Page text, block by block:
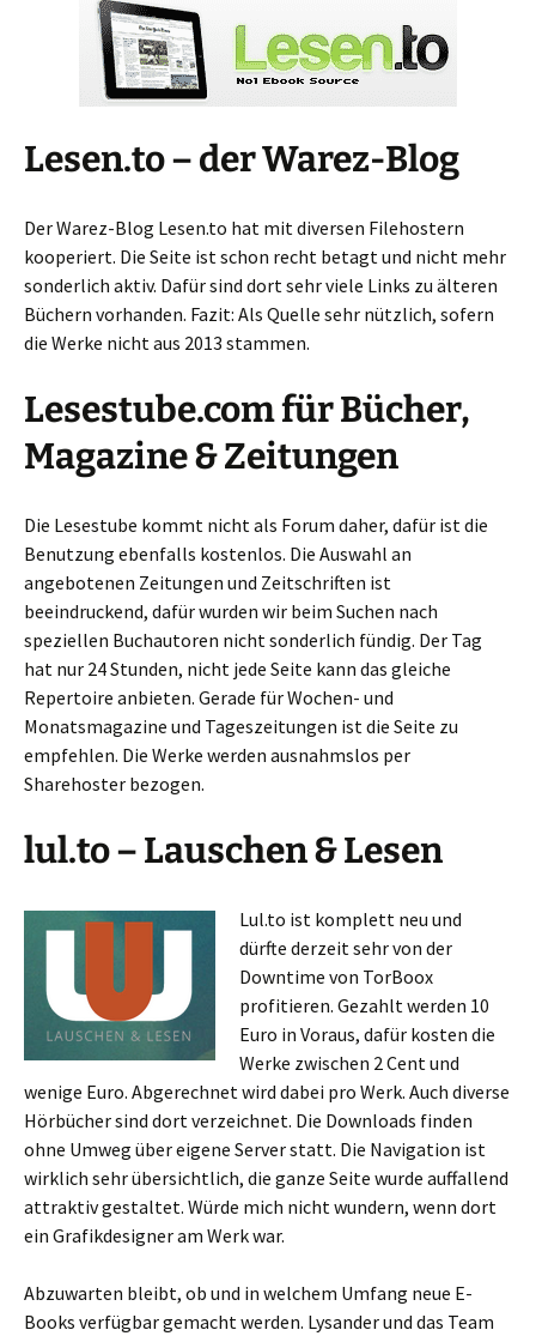
Lesen.to – der Warez-Blog
Der Warez-Blog Lesen.to hat mit diversen Filehostern
kooperiert. Die Seite ist schon recht betagt und nicht mehr
sonderlich aktiv. Dafür sind dort sehr viele Links zu älteren
Büchern vorhanden. Fazit: Als Quelle sehr nützlich, sofern
die Werke nicht aus 2013 stammen.
Lesestube.com für Bücher,
Magazine & Zeitungen
Die Lesestube kommt nicht als Forum daher, dafür ist die
Benutzung ebenfalls kostenlos. Die Auswahl an
angebotenen Zeitungen und Zeitschriften ist
beeindruckend, dafür wurden wir beim Suchen nach
speziellen Buchautoren nicht sonderlich fündig. Der Tag
hat nur 24 Stunden, nicht jede Seite kann das gleiche
Repertoire anbieten. Gerade für Wochen- und
Monatsmagazine und Tageszeitungen ist die Seite zu
empfehlen. Die Werke werden ausnahmslos per
Sharehoster bezogen.
lul.to – Lauschen & Lesen
Lul.to ist komplett neu und
dürfte derzeit sehr von der
Downtime von TorBoox
profitieren. Gezahlt werden 10
Euro in Voraus, dafür kosten die
Werke zwischen 2 Cent und
wenige Euro. Abgerechnet wird dabei pro Werk. Auch diverse
Hörbücher sind dort verzeichnet. Die Downloads finden
ohne Umweg über eigene Server statt. Die Navigation ist
wirklich sehr übersichtlich, die ganze Seite wurde auffallend
attraktiv gestaltet. Würde mich nicht wundern, wenn dort
ein Grafikdesigner am Werk war.
Abzuwarten bleibt, ob und in welchem Umfang neue E-
Books verfügbar gemacht werden. Lysander und das Team